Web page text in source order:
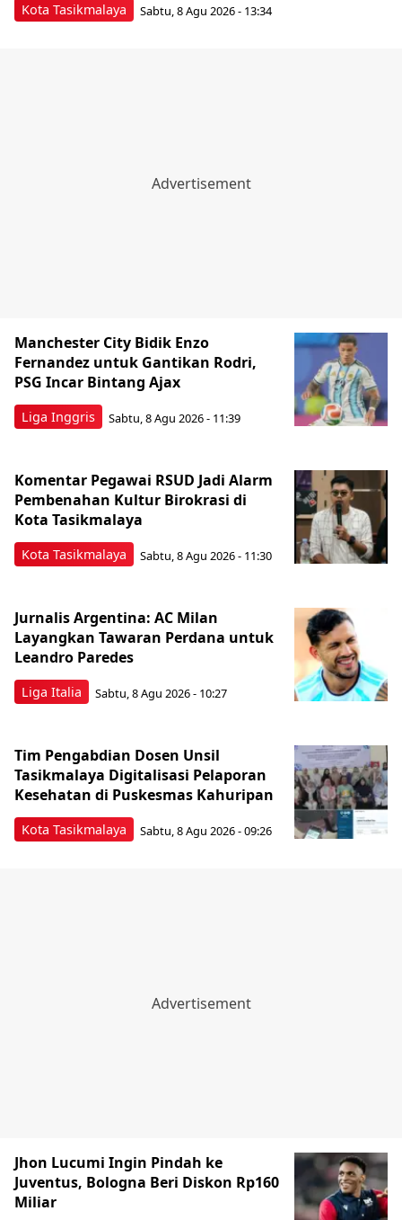
Kota Tasikmalaya Sabtu, 8 Agu 2026 - 13:34
Liga Inggris
Manchester City Bidik Enzo
Fernandez untuk Gantikan Rodri,
PSG Incar Bintang Ajax
Sabtu, 8 Agu 2026 - 11:39
Kota Tasikmalaya
Komentar Pegawai RSUD Jadi Alarm
Pembenahan Kultur Birokrasi di
Kota Tasikmalaya
Sabtu, 8 Agu 2026 - 11:30
Liga Italia
Jurnalis Argentina: AC Milan
Layangkan Tawaran Perdana untuk
Leandro Paredes
Sabtu, 8 Agu 2026 - 10:27
Kota Tasikmalaya
Tim Pengabdian Dosen Unsil
Tasikmalaya Digitalisasi Pelaporan
Kesehatan di Puskesmas Kahuripan
Sabtu, 8 Agu 2026 - 09:26
Jhon Lucumi Ingin Pindah ke
Juventus, Bologna Beri Diskon Rp160
Miliar